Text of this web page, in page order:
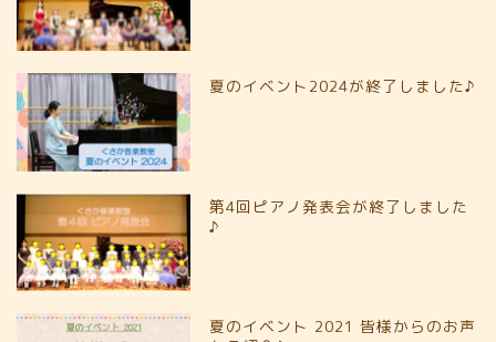
夏のイベント2024が終了しました♪
第4回ピアノ発表会が終了しました
♪
夏のイベント 2021 皆様からのお声